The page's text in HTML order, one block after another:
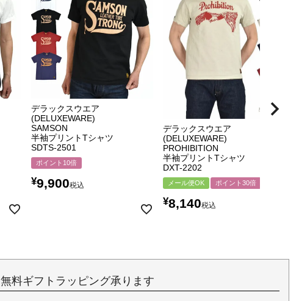
デラックスウエア
(DELUXEWARE)
SAMSON
半袖プリントTシャツ
SDTS-2501
ポイント10倍
¥9,900税込
デラックスウエア
(DELUXEWARE)
PROHIBITION
半袖プリントTシャツ
DXT-2202
メール便OK ポイント30倍
¥8,140税込
無料ギフトラッピング承ります